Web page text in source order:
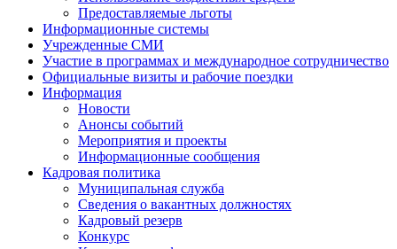
Предоставляемые льготы
Информационные системы
Учрежденные СМИ
Участие в программах и международное сотрудничество
Официальные визиты и рабочие поездки
Информация
Новости
Анонсы событий
Мероприятия и проекты
Информационные сообщения
Кадровая политика
Муниципальная служба
Сведения о вакантных должностях
Кадровый резерв
Конкурс